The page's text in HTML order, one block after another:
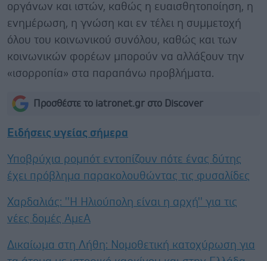
οργάνων και ιστών, καθώς η ευαισθητοποίηση, η
ενημέρωση, η γνώση και εν τέλει η συμμετοχή
όλου του κοινωνικού συνόλου, καθώς και των
κοινωνικών φορέων μπορούν να αλλάξουν την
«ισορροπία» στα παραπάνω προβλήματα.
Προσθέστε το iatronet.gr στο Discover
Ειδήσεις υγείας σήμερα
Υποβρύχια ρομπότ εντοπίζουν πότε ένας δύτης
έχει πρόβλημα παρακολουθώντας τις φυσαλίδες
Χαρδαλιάς: ''Η Ηλιούπολη είναι η αρχή'' για τις
νέες δομές ΑμεΑ
Δικαίωμα στη Λήθη: Νομοθετική κατοχύρωση για